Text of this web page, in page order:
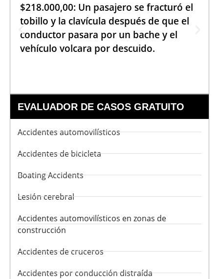
$218.000,00: Un pasajero se fracturó el
tobillo y la clavícula después de que el
conductor pasara por un bache y el
vehículo volcara por descuido.
EVALUADOR DE CASOS GRATUITO
Accidentes automovilísticos
Accidentes de bicicleta
Boating Accidents
Lesión cerebral
Accidentes automovilísticos en zonas de
construcción
Accidentes de cruceros
Accidentes por conducción distraída